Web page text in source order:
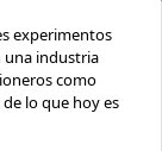
experimentos
una industria
como
lo que hoy es